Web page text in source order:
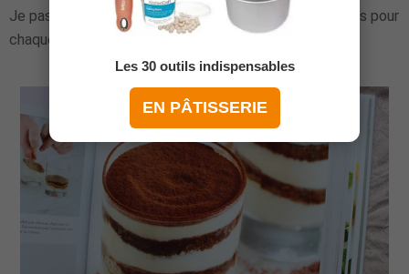
Je passe rapidement mais il y a bien 40 pages voire plus pour
chaque catégorie !
Les 30 outils indispensables
EN PÂTISSERIE